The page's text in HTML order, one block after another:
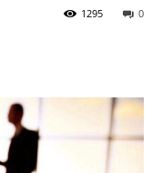
0
1295